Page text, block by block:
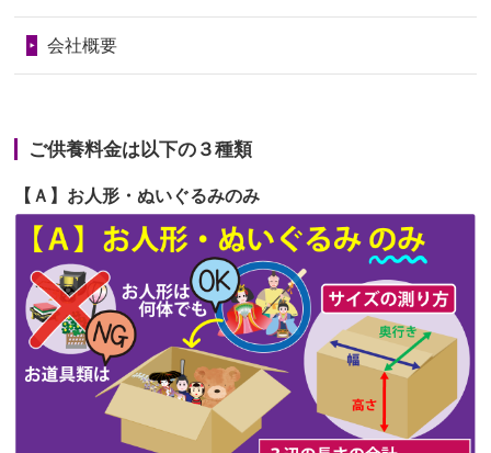
句に贈って...
が伸びた時...
2026/06/22
娘の初めてのひな祭りにあわせて、娘
の祖父母か...
2026/06/20
雛人形をお道具も含め一式で引き取っ
てくださる...
第68回人形供養祭令和6年3月22日(金)
第65回人形供養祭令和5年11月09日(木)
第64回人形供養祭令和5年9月21日(木)
第63回人形供養祭 令和5年8月1日(火)
第62回人形供養祭令和5年6月21日(水)
第61回人形供養祭 令和5年5月19日(金)
第60回人形供養祭令和5年3月28日(火)
第59回人形供養祭 令和5年2月10日(金)
会社概要
ご供養料金は以下の３種類
【Ａ】お人形・ぬいぐるみのみ